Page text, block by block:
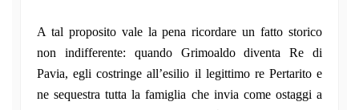
A tal proposito vale la pena ricordare un fatto storico
non indifferente: quando Grimoaldo diventa Re di
Pavia, egli costringe all’esilio il legittimo re Pertarito e
ne sequestra tutta la famiglia che invia come ostaggi a